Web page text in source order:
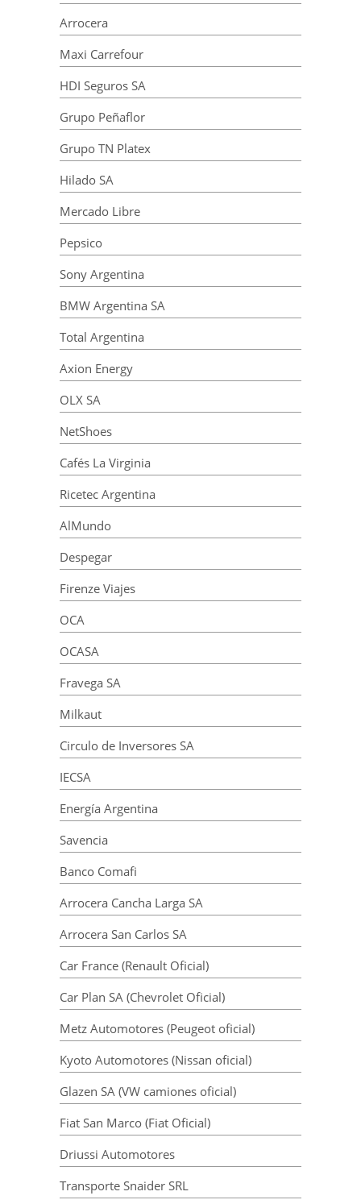
Arrocera
Maxi Carrefour
HDI Seguros SA
Grupo Peñaflor
Grupo TN Platex
Hilado SA
Mercado Libre
Pepsico
Sony Argentina
BMW Argentina SA
Total Argentina
Axion Energy
OLX SA
NetShoes
Cafés La Virginia
Ricetec Argentina
AlMundo
Despegar
Firenze Viajes
OCA
OCASA
Fravega SA
Milkaut
Circulo de Inversores SA
IECSA
Energía Argentina
Savencia
Banco Comafi
Arrocera Cancha Larga SA
Arrocera San Carlos SA
Car France (Renault Oficial)
Car Plan SA (Chevrolet Oficial)
Metz Automotores (Peugeot oficial)
Kyoto Automotores (Nissan oficial)
Glazen SA (VW camiones oficial)
Fiat San Marco (Fiat Oficial)
Driussi Automotores
Transporte Snaider SRL